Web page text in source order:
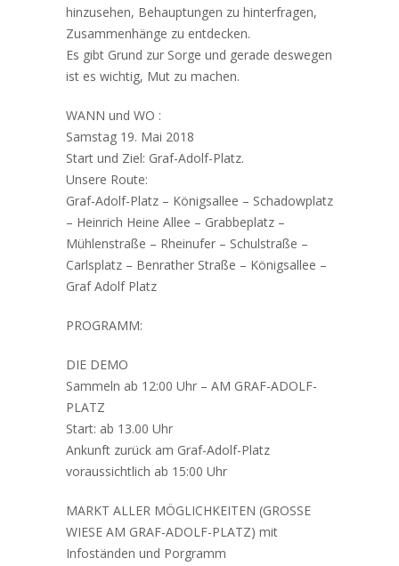
hinzusehen, Behauptungen zu hinterfragen,
Zusammenhänge zu entdecken.
Es gibt Grund zur Sorge und gerade deswegen
ist es wichtig, Mut zu machen.
WANN und WO :
Samstag 19. Mai 2018
Start und Ziel: Graf-Adolf-Platz.
Unsere Route:
Graf-Adolf-Platz – Königsallee – Schadowplatz
– Heinrich Heine Allee – Grabbeplatz –
Mühlenstraße – Rheinufer – Schulstraße –
Carlsplatz – Benrather Straße – Königsallee –
Graf Adolf Platz
PROGRAMM:
DIE DEMO
Sammeln ab 12:00 Uhr – AM GRAF-ADOLF-
PLATZ
Start: ab 13.00 Uhr
Ankunft zurück am Graf-Adolf-Platz
voraussichtlich ab 15:00 Uhr
MARKT ALLER MÖGLICHKEITEN (GROSSE
WIESE AM GRAF-ADOLF-PLATZ) mit
Infoständen und Porgramm